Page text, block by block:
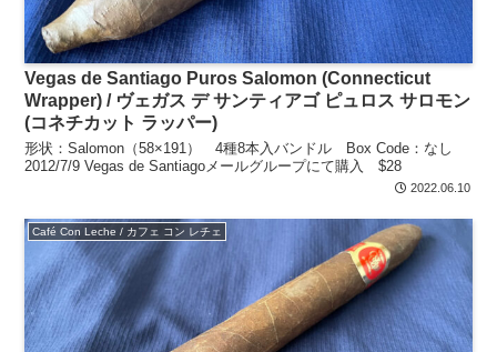
Vegas de Santiago Puros Salomon (Connecticut
Wrapper) / ヴェガス デ サンティアゴ ピュロス サロモン
(コネチカット ラッパー)
形状：Salomon（58×191） 4種8本入バンドル Box Code：なし
2012/7/9 Vegas de Santiagoメールグループにて購入 $28
2022.06.10
Café Con Leche / カフェ コン レチェ